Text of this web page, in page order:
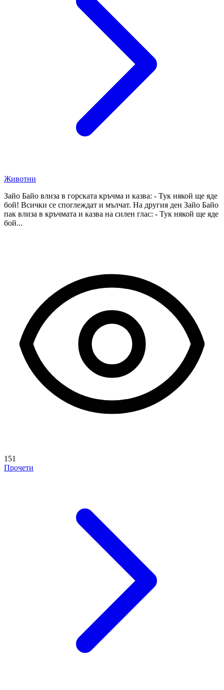
Животни
Зайо Байо влиза в горската кръчма и казва: - Тук някой ще яде
бой! Всички се споглеждат и мълчат. На другия ден Зайо Байо
пак влиза в кръчмата и казва на силен глас: - Тук някой ще яде
бой...
151
Прочети